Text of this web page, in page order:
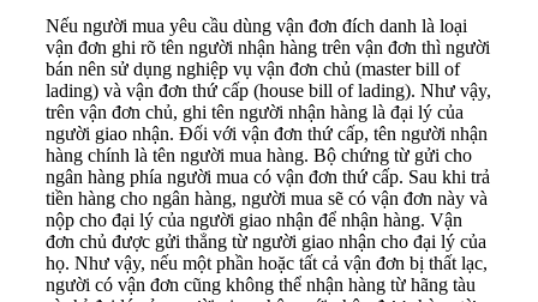
Nếu người mua yêu cầu dùng vận đơn đích danh là loại
vận đơn ghi rõ tên người nhận hàng trên vận đơn thì người
bán nên sử dụng nghiệp vụ vận đơn chủ (master bill of
lading) và vận đơn thứ cấp (house bill of lading). Như vậy,
trên vận đơn chủ, ghi tên người nhận hàng là đại lý của
người giao nhận. Đối với vận đơn thứ cấp, tên người nhận
hàng chính là tên người mua hàng. Bộ chứng từ gửi cho
ngân hàng phía người mua có vận đơn thứ cấp. Sau khi trả
tiền hàng cho ngân hàng, người mua sẽ có vận đơn này và
nộp cho đại lý của người giao nhận để nhận hàng. Vận
đơn chủ được gửi thẳng từ người giao nhận cho đại lý của
họ. Như vậy, nếu một phần hoặc tất cả vận đơn bị thất lạc,
người có vận đơn cũng không thể nhận hàng từ hãng tàu